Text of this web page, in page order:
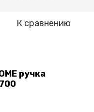
К сравнению
ручка